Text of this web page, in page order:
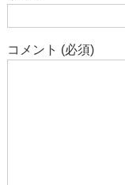
コメント (必須)